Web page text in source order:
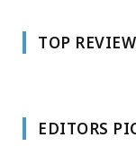
TOP
EDITORS